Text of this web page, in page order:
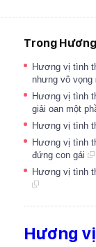
Trong
Hương vị tình
nhưng vô vọng
Hương vị tình
giải oan một
Hương vị tình
Hương vị tình
đứng con gái
Hương vị tình
Hương